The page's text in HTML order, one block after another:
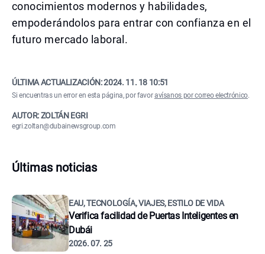
conocimientos modernos y habilidades,
empoderándolos para entrar con confianza en el
futuro mercado laboral.
ÚLTIMA ACTUALIZACIÓN:2024. 11. 18 10:51
Si encuentras un error en esta página, por favoravísanos por correo electrónico.
AUTOR: ZOLTÁN EGRI
egri.zoltan@dubainewsgroup.com
Últimas noticias
EAU, TECNOLOGÍA, VIAJES, ESTILO DE VIDA
Verifica facilidad de Puertas Inteligentes en
Dubái
2026. 07. 25